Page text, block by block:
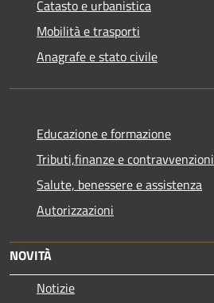
Catasto e urbanistica
Mobilità e trasporti
Anagrafe e stato civile
Educazione e formazione
Tributi,finanze e contravvenzioni
Salute, benessere e assistenza
Autorizzazioni
NOVITÀ
Notizie